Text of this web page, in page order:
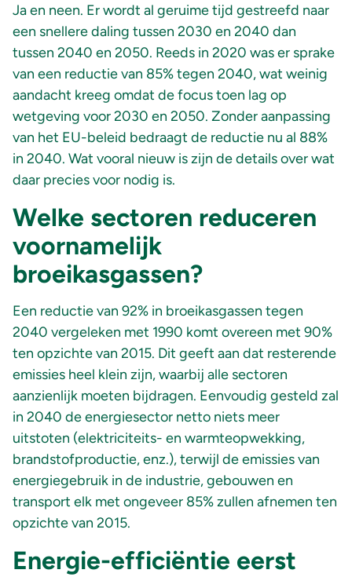
Ja en neen. Er wordt al geruime tijd gestreefd naar
een snellere daling tussen 2030 en 2040 dan
tussen 2040 en 2050. Reeds in 2020 was er sprake
van een reductie van 85% tegen 2040, wat weinig
aandacht kreeg omdat de focus toen lag op
wetgeving voor 2030 en 2050. Zonder aanpassing
van het EU-beleid bedraagt de reductie nu al 88%
in 2040. Wat vooral nieuw is zijn de details over wat
daar precies voor nodig is.
Welke sectoren reduceren
voornamelijk
broeikasgassen?
Een reductie van 92% in broeikasgassen tegen
2040 vergeleken met 1990 komt overeen met 90%
ten opzichte van 2015. Dit geeft aan dat resterende
emissies heel klein zijn, waarbij alle sectoren
aanzienlijk moeten bijdragen. Eenvoudig gesteld zal
in 2040 de energiesector netto niets meer
uitstoten (elektriciteits- en warmteopwekking,
brandstofproductie, enz.), terwijl de emissies van
energiegebruik in de industrie, gebouwen en
transport elk met ongeveer 85% zullen afnemen ten
opzichte van 2015.
Energie-efficiëntie eerst